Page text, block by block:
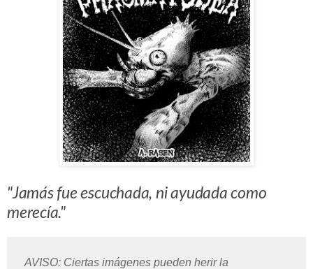
"Jamás fue escuchada, ni ayudada como
merecía."
AVISO: Ciertas imágenes pueden herir la